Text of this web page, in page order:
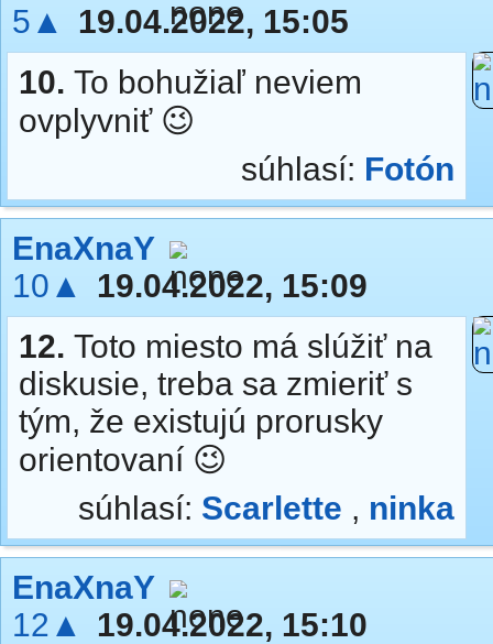
5▲
19.04.2022, 15:05
10. To bohužiaľ neviem
ovplyvniť 😉
súhlasí: Fotón
EnaXnaY
10▲
19.04.2022, 15:09
12. Toto miesto má slúžiť na
diskusie, treba sa zmieriť s
tým, že existujú prorusky
orientovaní 😉
súhlasí: Scarlette , ninka
EnaXnaY
12▲
19.04.2022, 15:10